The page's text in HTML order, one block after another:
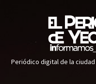
Periódico digital de la